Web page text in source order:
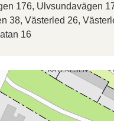
176, Ulvsundavägen
38, Västerled 26,
16